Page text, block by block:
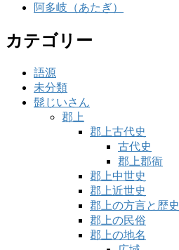
阿多岐（あたぎ）
カテゴリー
語源
未分類
髭じいさん
郡上
郡上古代史
古代史
郡上郡衙
郡上中世史
郡上近世史
郡上の方言と歴史
郡上の民俗
郡上の地名